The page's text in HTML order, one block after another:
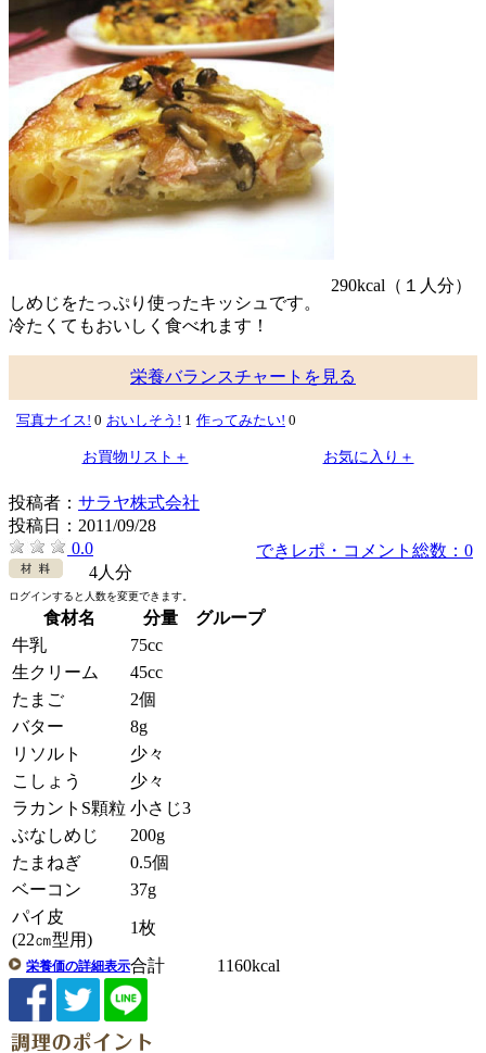
290kcal （１人分）
しめじをたっぷり使ったキッシュです。
冷たくてもおいしく食べれます！
栄養バランスチャートを見る
写真ナイス! 0 おいしそう! 1 作ってみたい! 0
お買物リスト＋ お気に入り＋
投稿者： サラヤ株式会社
投稿日： 2011/09/28
できレポ・コメント総数：0
0.0
4人分
ログインすると人数を変更できます。
食材名 分量
グループ
牛乳
75cc
生クリーム
45cc
たまご
2個
バター
8g
リソルト
少々
こしょう
少々
ラカントS顆粒 小さじ3
ぶなしめじ
200g
たまねぎ
0.5個
ベーコン
37g
パイ皮
(22㎝型用)
1枚
栄養価の詳細表示合計 1160kcal